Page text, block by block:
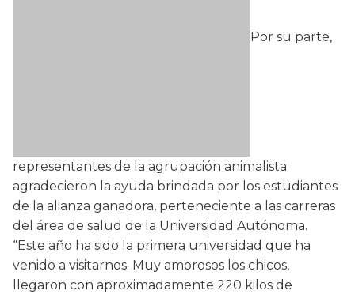
Por su parte,
representantes de la agrupación animalista
agradecieron la ayuda brindada por los estudiantes
de la alianza ganadora, perteneciente a las carreras
del área de salud de la Universidad Autónoma.
“Este año ha sido la primera universidad que ha
venido a visitarnos. Muy amorosos los chicos,
llegaron con aproximadamente 220 kilos de